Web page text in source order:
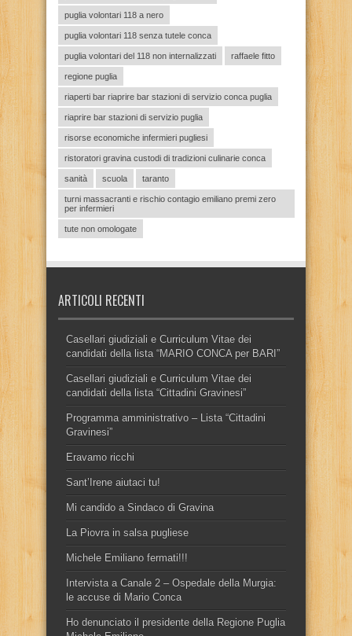
puglia volontari 118 a nero
puglia volontari 118 senza tutele conca
puglia volontari del 118 non internalizzati raffaele fitto
regione puglia
riaperti bar riaprire bar stazioni di servizio conca puglia
riaprire bar stazioni di servizio puglia
risorse economiche infermieri pugliesi
ristoratori gravina custodi di tradizioni culinarie conca
sanità scuola taranto
turni massacranti e rischio contagio emiliano premi zero
per infermieri
tute non omologate
ARTICOLI RECENTI
Casellari giudiziali e Curriculum Vitae dei
candidati della lista “MARIO CONCA per BARI”
Casellari giudiziali e Curriculum Vitae dei
candidati della lista “Cittadini Gravinesi”
Programma amministrativo – Lista “Cittadini
Gravinesi”
Eravamo ricchi
Sant’Irene aiutaci tu!
Mi candido a Sindaco di Gravina
La Piovra in salsa pugliese
Michele Emiliano fermati!!!
Intervista a Canale 2 – Ospedale della Murgia:
le accuse di Mario Conca
Ho denunciato il presidente della Regione Puglia